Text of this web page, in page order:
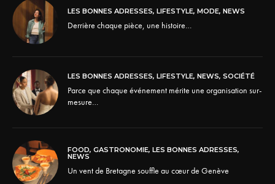
LES BONNES ADRESSES, LIFESTYLE, MODE, NEWS
Derrière chaque pièce, une histoire…
LES BONNES ADRESSES, LIFESTYLE, NEWS, SOCIÉTÉ
Parce que chaque événement mérite une organisation sur-
mesure…
FOOD, GASTRONOMIE, LES BONNES ADRESSES,
NEWS
Un vent de Bretagne souffle au cœur de Genève